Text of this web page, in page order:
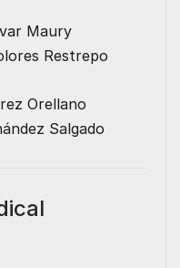
Maury
Restrepo
Orellano
Salgado